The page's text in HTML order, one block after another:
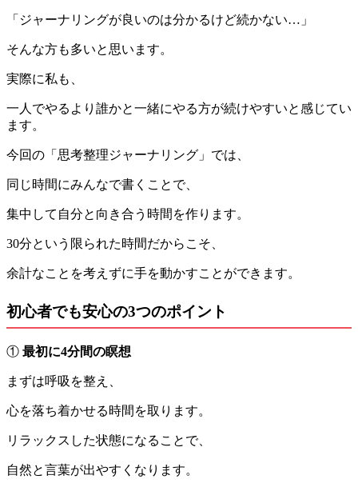
「ジャーナリングが良いのは分かるけど続かない…」
そんな方も多いと思います。
実際に私も、
一人でやるより誰かと一緒にやる方が続けやすいと感じてい
ます。
今回の「思考整理ジャーナリング」では、
同じ時間にみんなで書くことで、
集中して自分と向き合う時間を作ります。
30分という限られた時間だからこそ、
余計なことを考えずに手を動かすことができます。
初心者でも安心の3つのポイント
① 最初に4分間の瞑想
まずは呼吸を整え、
心を落ち着かせる時間を取ります。
リラックスした状態になることで、
自然と言葉が出やすくなります。